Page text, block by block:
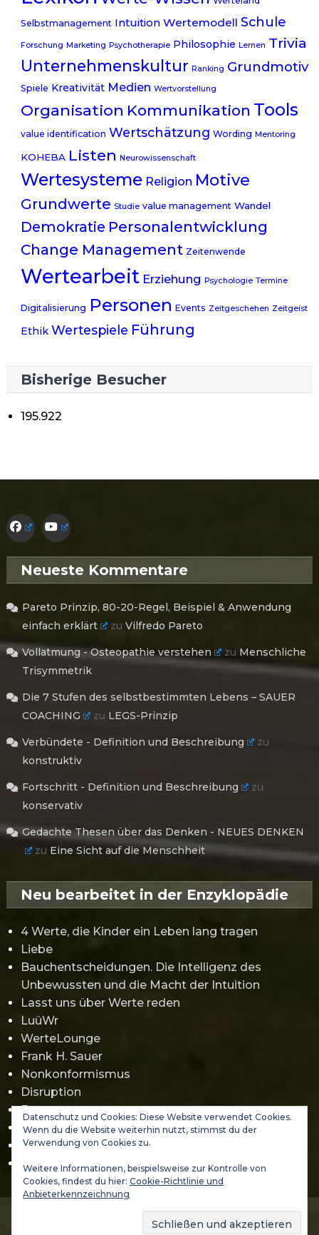
Selbstmanagement Intuition Wertemodell Schule
Forschung Marketing Psychotherapie Philosophie Lernen Trivia
Unternehmenskultur Ranking Grundmotiv
Spiele Kreativität Medien Wertvorstellung
Organisation Kommunikation Tools
value identification Wertschätzung Wording Mentoring
KOHEBA Listen Neurowissenschaft
Wertesysteme Religion Motive
Grundwerte Studie value management Wandel
Demokratie Personalentwicklung
Change Management Zeitenwende
Wertearbeit Erziehung Psychologie Termine
Digitalisierung Personen Events Zeitgeschehen Zeitgeist
Ethik Wertespiele Führung
Bisherige Besucher
195.922
Neueste Kommentare
Pareto Prinzip, 80-20-Regel, Beispiel & Anwendung
einfach erklärt
zuVilfredo Pareto
Vollatmung - Osteopathie verstehen zu Menschliche
Trisymmetrik
Die 7 Stufen des selbstbestimmten Lebens – SAUER
COACHING
zu LEGS-Prinzip
Verbündete - Definition und Beschreibung
zu
konstruktiv
Fortschritt - Definition und Beschreibung
zu
konservativ
Gedachte Thesen über das Denken - NEUES DENKEN
zu Eine Sicht auf die Menschheit
Neu bearbeitet in der Enzyklopädie
4 Werte, die Kinder ein Leben lang tragen
Liebe
Bauchentscheidungen. Die Intelligenz des
Unbewussten und die Macht der Intuition
Lasst uns über Werte reden
LuüWr
WerteLounge
Frank H. Sauer
Nonkonformismus
Disruption
Erwartungsmanagement
Gamification
Jürgen Klopp
Abraham Maslow
(C) 2021-2026 DA VINCI 3000 GmbH - WERTELAND & VALUES
ACADEMY
Datenschutz und Cookies: Diese Website verwendet Cookies.
Wenn du die Website weiterhin nutzt, stimmst du der
Verwendung von Cookies zu.
Weitere Informationen, beispielsweise zur Kontrolle von
Cookies, findest du hier: Cookie-Richtlinie und
Anbieterkennzeichnung